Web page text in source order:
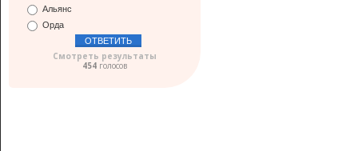
Альянс
Орда
Смотреть результаты
454 голосов